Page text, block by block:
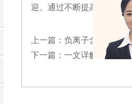
迎。通过不断提高对自身
上一篇： 负离子含量标准
下一篇： 一文详解负离子检